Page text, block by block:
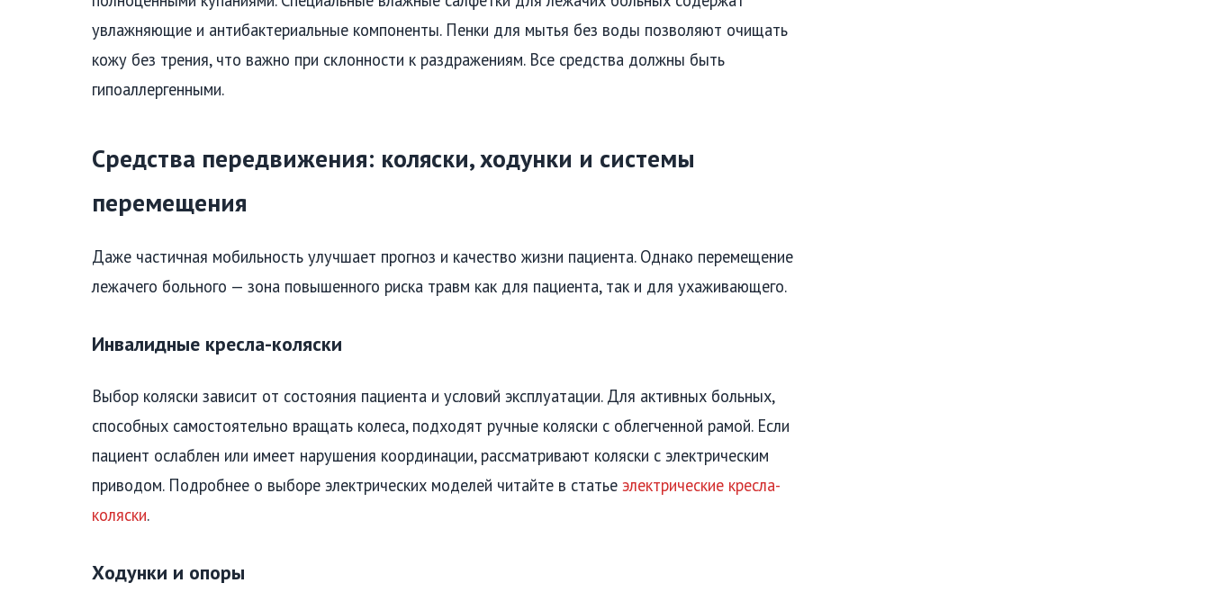
увлажняющие и антибактериальные компоненты. Пенки для мытья без воды позволяют очищать
кожу без трения, что важно при склонности к раздражениям. Все средства должны быть
гипоаллергенными.
Средства передвижения: коляски, ходунки и системы
перемещения
Даже частичная мобильность улучшает прогноз и качество жизни пациента. Однако перемещение
лежачего больного — зона повышенного риска травм как для пациента, так и для ухаживающего.
Инвалидные кресла-коляски
Выбор коляски зависит от состояния пациента и условий эксплуатации. Для активных больных,
способных самостоятельно вращать колеса, подходят ручные коляски с облегченной рамой. Если
пациент ослаблен или имеет нарушения координации, рассматривают коляски с электрическим
приводом. Подробнее о выборе электрических моделей читайте в статье электрические кресла-
коляски.
Ходунки и опоры